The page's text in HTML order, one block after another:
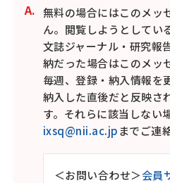
無料の場合にはこのメッ
ん。閲覧しようとしてい
文誌ジャーナル・研究報
納だった場合はこのメッ
毎週、登録・納入情報を
納入した直後だと反映さ
す。それらに該当しない
ixsq@nii.ac.jpまでご連
＜お問い合わせ＞会員